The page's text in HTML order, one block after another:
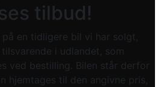
tilbud!
en tidligere bil vi har solgt,
i udlandet, som
ved bestilling. Bilen står derfor
hjemtages til den angivne pris,